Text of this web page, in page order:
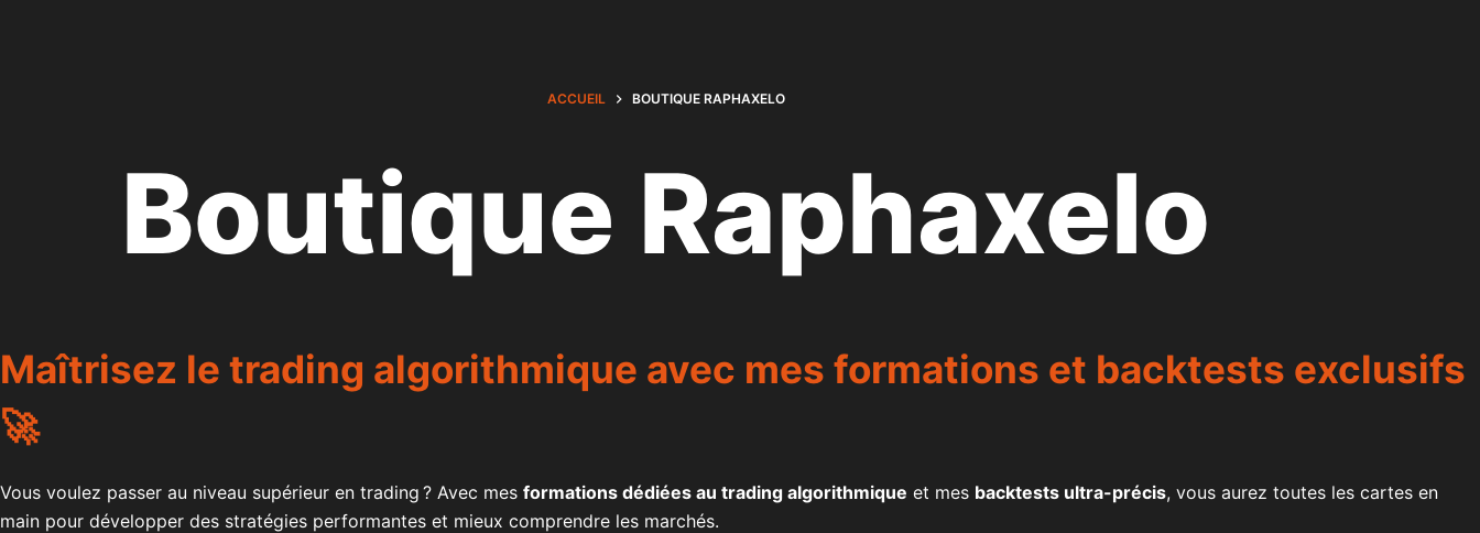
ACCUEIL BOUTIQUE RAPHAXELO
Boutique Raphaxelo
Maîtrisez le trading algorithmique avec mes formations et backtests exclusifs
🚀
Vous voulez passer au niveau supérieur en trading ? Avec mes formations dédiées au trading algorithmique et mes backtests ultra-précis, vous aurez toutes les cartes en
main pour développer des stratégies performantes et mieux comprendre les marchés.